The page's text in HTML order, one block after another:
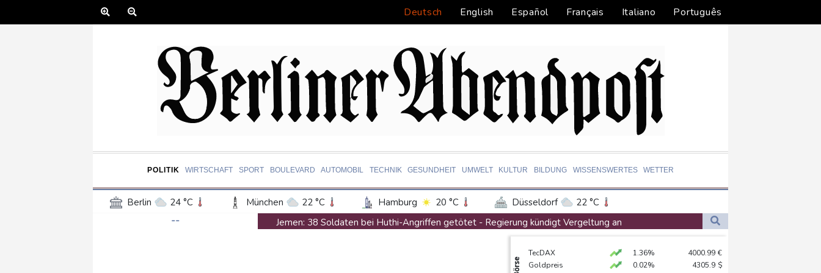
Deutsch English Español Français Italiano Português
POLITIK WIRTSCHAFT SPORT BOULEVARD AUTOMOBIL TECHNIK GESUNDHEIT UMWELT KULTUR BILDUNG WISSENSWERTES WETTER
Berlin 24 °C München 22 °C Hamburg 20 °C Düsseldorf
22 °C
Frankfurt am Main
Potsdam 23 °C Leipzig 23 °C Dortmund
21 °C
Bremen
Wien
--
Jemen: 38 Soldaten bei Huthi-Angriffen getötet - Regierung kündigt Vergeltung an
Börse
TecDAX 1.36% 4000.99 €
Goldpreis
0.02% 4305.9 $